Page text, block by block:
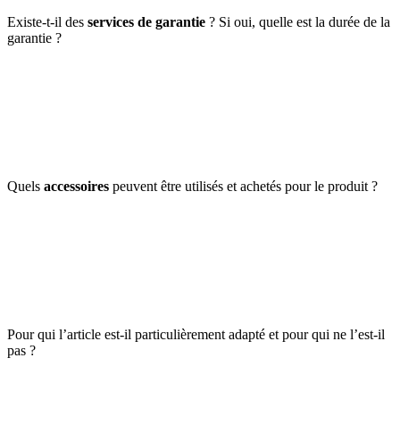
Existe-t-il des services de garantie ? Si oui, quelle est la durée de la
garantie ?
Quels accessoires peuvent être utilisés et achetés pour le produit ?
Pour qui l’article est-il particulièrement adapté et pour qui ne l’est-il
pas ?